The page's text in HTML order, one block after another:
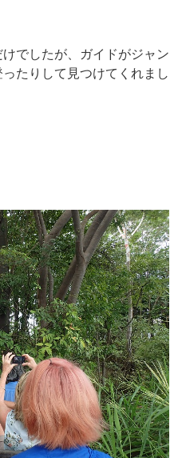
でしたが、ガイドがジャン
たりして見つけてくれまし